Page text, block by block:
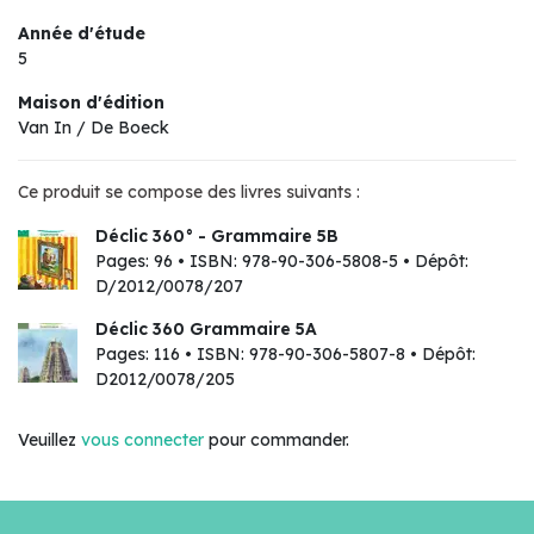
Année d'étude
5
Maison d'édition
Van In / De Boeck
Ce produit se compose des livres suivants :
Déclic 360° - Grammaire 5B
Pages: 96 • ISBN: 978-90-306-5808-5 • Dépôt:
D/2012/0078/207
Déclic 360 Grammaire 5A
Pages: 116 • ISBN: 978-90-306-5807-8 • Dépôt:
D2012/0078/205
Veuillez vous connecter pour commander.